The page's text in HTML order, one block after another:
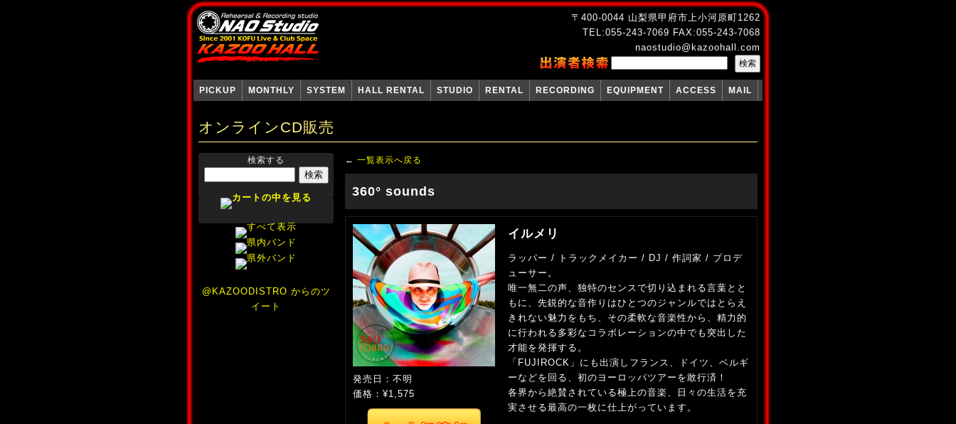
〒400-0044 山梨県甲府市上小河原町1262
TEL:055-243-7069 FAX:055-243-7068
naostudio@kazoohall.com
PICKUP MONTHLY SYSTEM HALL RENTAL STUDIO RENTAL RECORDING EQUIPMENT ACCESS MAIL
オンラインCD販売
検索する
@KAZOODISTRO からのツ
イート
← 一覧表示へ戻る
360° sounds
発売日：不明
価格：¥1,575
イルメリ
ラッパー / トラックメイカー / DJ / 作詞家 / プロデ
ューサー。
唯一無二の声、独特のセンスで切り込まれる言葉とと
もに、先鋭的な音作りはひとつのジャンルではとらえ
きれない魅力をもち、その柔軟な音楽性から、精力的
に行われる多彩なコラボレーションの中でも突出した
才能を発揮する。
「FUJIROCK」にも出演しフランス、ドイツ、ベルギ
ーなどを回る、初のヨーロッパツアーを敢行済！
各界から絶賛されている極上の音楽、日々の生活を充
実させる最高の一枚に仕上がっています。